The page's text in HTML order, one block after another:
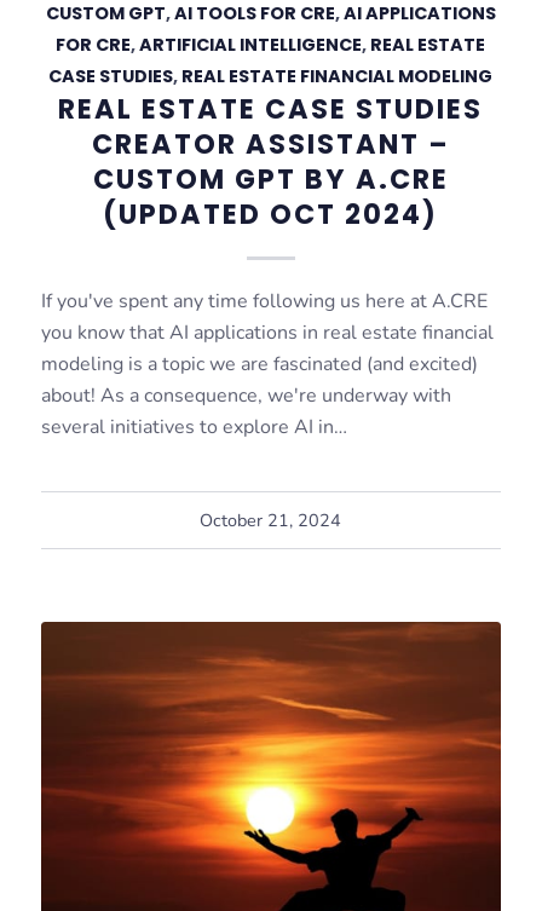
CUSTOM GPT,AI TOOLS FOR CRE,AI APPLICATIONS
FOR CRE,ARTIFICIAL INTELLIGENCE, REAL ESTATE
CASE STUDIES, REAL ESTATE FINANCIAL MODELING
REAL ESTATE CASE STUDIES
CREATOR ASSISTANT –
CUSTOM GPT BY A.CRE
(UPDATED OCT 2024)
If you've spent any time following us here at A.CRE
you know that AI applications in real estate financial
modeling is a topic we are fascinated (and excited)
about! As a consequence, we're underway with
several initiatives to explore AI in…
October 21, 2024